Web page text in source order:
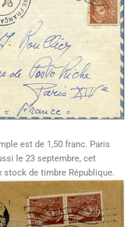
est de 1,50 franc. Paris
le 23 septembre, cet
de timbre République.